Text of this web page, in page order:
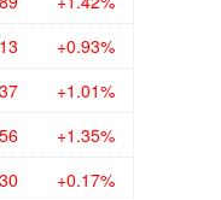
+0.93%
+1.01%
+1.35%
+0.17%